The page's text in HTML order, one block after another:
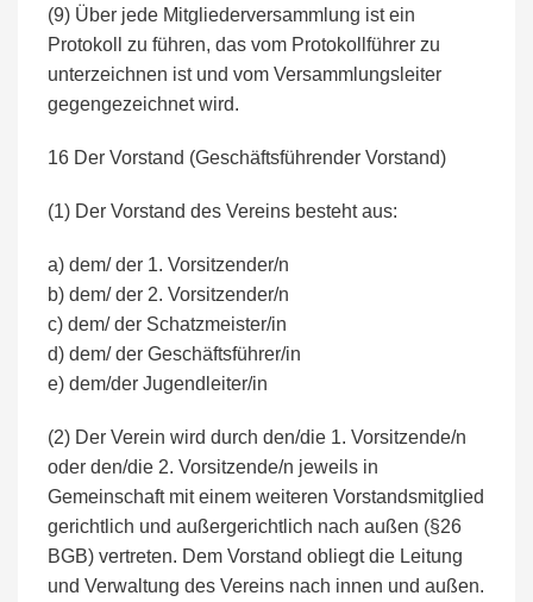
(9) Über jede Mitgliederversammlung ist ein
Protokoll zu führen, das vom Protokollführer zu
unterzeichnen ist und vom Versammlungsleiter
gegengezeichnet wird.
16 Der Vorstand (Geschäftsführender Vorstand)
(1) Der Vorstand des Vereins besteht aus:
a) dem/ der 1. Vorsitzender/n
b) dem/ der 2. Vorsitzender/n
c) dem/ der Schatzmeister/in
d) dem/ der Geschäftsführer/in
e) dem/der Jugendleiter/in
(2) Der Verein wird durch den/die 1. Vorsitzende/n
oder den/die 2. Vorsitzende/n jeweils in
Gemeinschaft mit einem weiteren Vorstandsmitglied
gerichtlich und außergerichtlich nach außen (§26
BGB) vertreten. Dem Vorstand obliegt die Leitung
und Verwaltung des Vereins nach innen und außen.